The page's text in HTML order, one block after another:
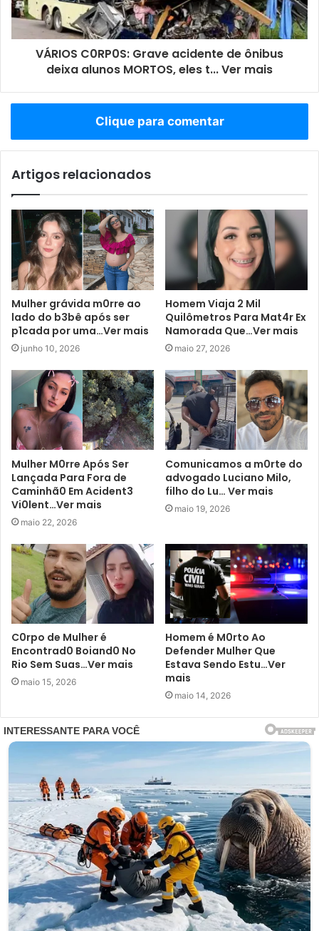
VÁRIOS C0RP0S: Grave acidente de ônibus
deixa alunos MORTOS, eles t... Ver mais
Clique para comentar
Artigos relacionados
Mulher grávida m0rre ao
lado do b3bê após ser
p1cada por uma…Ver mais
junho 10, 2026
Homem Viaja 2 Mil
Quilômetros Para Mat4r Ex
Namorada Que…Ver mais
maio 27, 2026
Mulher M0rre Após Ser
Lançada Para Fora de
Caminhã0 Em Acident3
Vi0lent…Ver mais
maio 22, 2026
Comunicamos a m0rte do
advogado Luciano Milo,
filho do Lu… Ver mais
maio 19, 2026
C0rpo de Mulher é
Encontrad0 Boiand0 No
Rio Sem Suas…Ver mais
maio 15, 2026
Homem é M0rto Ao
Defender Mulher Que
Estava Sendo Estu…Ver
mais
maio 14, 2026